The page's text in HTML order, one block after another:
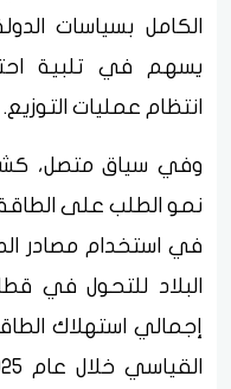
الكامل بسياسات
يسهم في تلبية
انتظام عمليات التوزيع.
وفي سياق متصل،
نمو الطلب على
في استخدام مصادر
البلاد للتحول في